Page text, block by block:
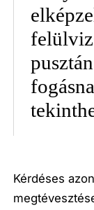
Kérdéses